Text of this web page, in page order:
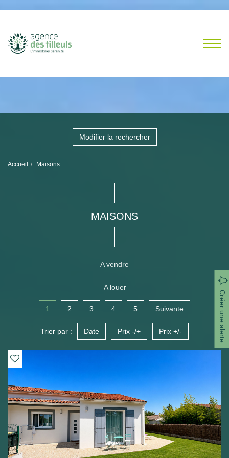
Modifier la rechercher
Accueil Maisons
MAISONS
A vendre
A louer
Créer une alerte
1 2 3 4 5 Suivante
Trier par : Date Prix -/+ Prix +/-